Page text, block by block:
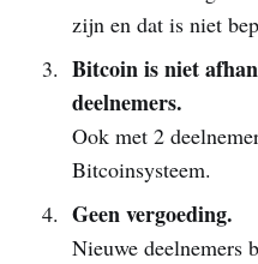
zijn en dat is niet
Bitcoin is niet
deelnemers.
Ook met 2
Bitcoinsysteem.
Geen vergoeding.
Nieuwe deelnemers